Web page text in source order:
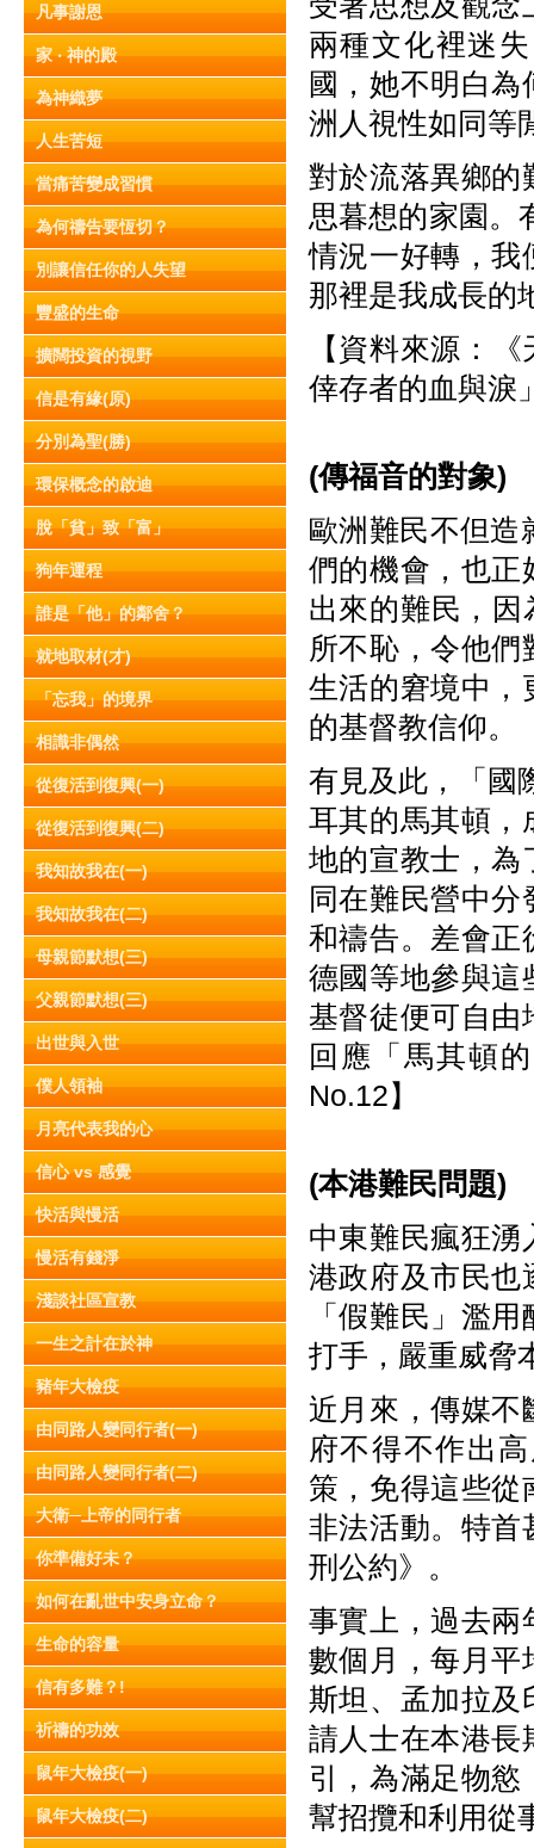
凡事謝恩
家 ‧ 神的殿
為神織夢
人生苦短
當痛苦變成習慣
為何禱告要恆切？
別讓信任你的人失望
豐盛的生命
擴闊投資的視野
信是有緣(原)
分別為聖(勝)
環保概念的啟迪
脫「貧」致「富」
狗年運程
誰是「他」的鄰舍？
就地取材(才)
「忘我」的境界
相識非偶然
從復活到復興(一)
從復活到復興(二)
我知故我在(一)
我知故我在(二)
母親節默想(三)
父親節默想(三)
出世與入世
僕人領袖
月亮代表我的心
信心 vs 感覺
快活與慢活
慢活有錢淨
淺談社區宣教
一生之計在於神
豬年大檢疫
由同路人變同行者(一)
由同路人變同行者(二)
大衛─上帝的同行者
你準備好未？
如何在亂世中安身立命？
生命的容量
信有多難？!
祈禱的功效
鼠年大檢疫(一)
鼠年大檢疫(二)
兩種文化裡迷
國，她不明白
洲人視性如同等
對於流落異鄉的
思暮想的家園。
情況一好轉，我
那裡是我成長的
【資料來源：
倖存者的血與淚
(傳福音的對象)
歐洲難民不但造
們的機會，也正
出來的難民，
所不恥，令他
生活的窘境中，
的基督教信仰。
有見及此，「國
耳其的馬其頓，
地的宣教士，為
同在難民營中
和禱告。差會正
德國等地參與這
基督徒便可自由
回應「馬其頓
No.12】
(本港難民問題)
中東難民瘋狂湧
港政府及市民也
「假難民」濫
打手，嚴重威脅
近月來，傳媒不
府不得不作出
策，免得這些從
非法活動。特首
刑公約》。
事實上，過去兩
數個月，每月平
斯坦、孟加拉及
請人士在本港長
引，為滿足物
幫招攬和利用從